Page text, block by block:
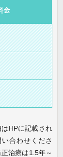
金
HPに記載され
合わせくださ
治療は1.5年～